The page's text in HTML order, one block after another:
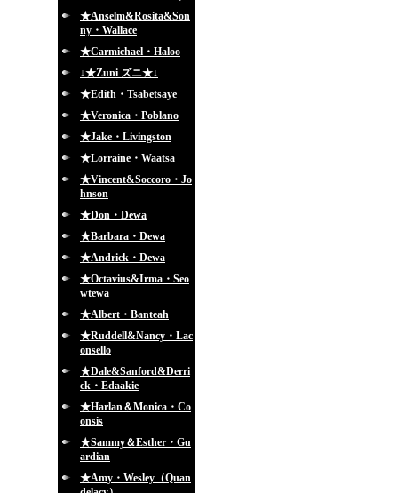
★Anselm&Rosita&Son
ny・Wallace
★Carmichael・Haloo
↓★Zuni ズニ★↓
★Edith・Tsabetsaye
★Veronica・Poblano
★Jake・Livingston
★Lorraine・Waatsa
★Vincent&Soccoro・Jo
hnson
★Don・Dewa
★Barbara・Dewa
★Andrick・Dewa
★Octavius&Irma・Seo
wtewa
★Albert・Banteah
★Ruddell&Nancy・Lac
onsello
★Dale&Sanford&Derri
ck・Edaakie
★Harlan＆Monica・Co
onsis
★Sammy＆Esther・Gu
ardian
★Amy・Wesley（Quan